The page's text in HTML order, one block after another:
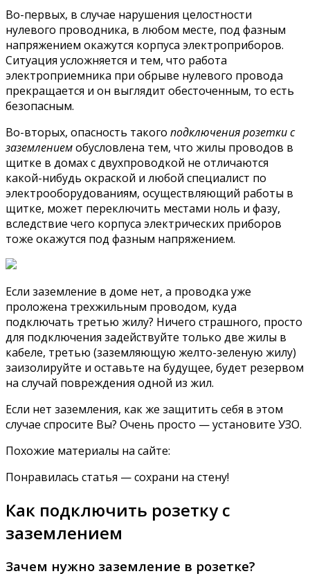
Во-первых, в случае нарушения целостности
нулевого проводника, в любом месте, под фазным
напряжением окажутся корпуса электроприборов.
Ситуация усложняется и тем, что работа
электроприемника при обрыве нулевого провода
прекращается и он выглядит обесточенным, то есть
безопасным.
Во-вторых, опасность такого подключения розетки с
заземлениемобусловлена тем, что жилы проводов в
щитке в домах с двухпроводкой не отличаются
какой-нибудь окраской и любой специалист по
электрооборудованиям, осуществляющий работы в
щитке, может переключить местами ноль и фазу,
вследствие чего корпуса электрических приборов
тоже окажутся под фазным напряжением.
Если заземление в доме нет, а проводка уже
проложена трехжильным проводом, куда
подключать третью жилу? Ничего страшного, просто
для подключения задействуйте только две жилы в
кабеле, третью (заземляющую желто-зеленую жилу)
заизолируйте и оставьте на будущее, будет резервом
на случай повреждения одной из жил.
Если нет заземления, как же защитить себя в этом
случае спросите Вы? Очень просто — установите УЗО.
Похожие материалы на сайте:
Понравилась статья — сохрани на стену!
Как подключить розетку с
заземлением
Зачем нужно заземление в розетке?